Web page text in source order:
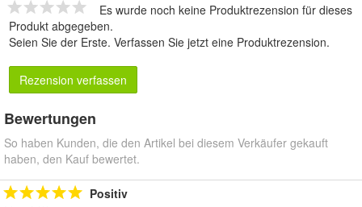
Es wurde noch keine Produktrezension für dieses
Produkt abgegeben.
Seien Sie der Erste. Verfassen Sie jetzt eine Produktrezension.
Rezension verfassen
Bewertungen
So haben Kunden, die den Artikel bei diesem Verkäufer gekauft
haben, den Kauf bewertet.
Positiv